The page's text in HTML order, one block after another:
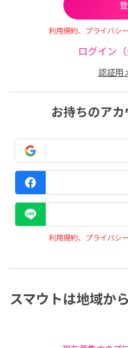
利用規約、プライバシ
ログイン
認証用
お持ちのア
利用規約、プライバシ
スマウトは地域か